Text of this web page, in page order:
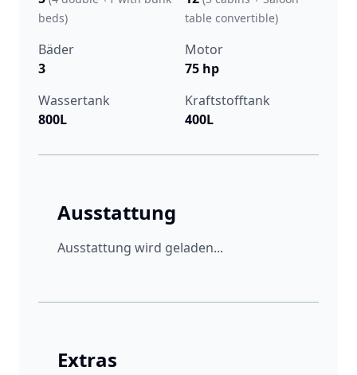
beds)
table convertible)
Bäder
3
Motor
75 hp
Wassertank
800L
Kraftstofftank
400L
Ausstattung
Ausstattung wird geladen...
Extras